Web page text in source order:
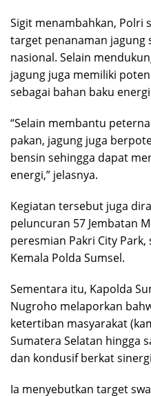
Sigit menambahkan, Polri
target penanaman jagung
nasional. Selain
jagung juga memiliki
sebagai bahan baku
“Selain membantu
pakan, jagung juga
bensin sehingga dapat
energi,” jelasnya.
Kegiatan tersebut juga
peluncuran 57 Jembatan
peresmian Pakri City
Kemala Polda Sumsel.
Sementara itu, Kapolda
Nugroho melaporkan
ketertiban masyarakat
Sumatera Selatan hingga
dan kondusif berkat
Ia menyebutkan target